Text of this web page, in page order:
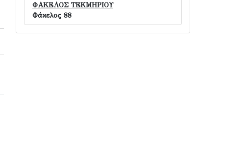
ΦΑΚΕΛΟΣ ΤΕΚΜΗΡΙΟΥ
Φάκελος 88